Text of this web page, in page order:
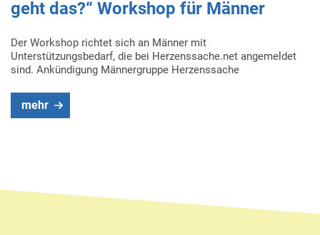
geht das?“ Workshop für Männer
Der Workshop richtet sich an Männer mit
Unterstützungsbedarf, die bei Herzenssache.net angemeldet
sind. Ankündigung Männergruppe Herzenssache
mehr